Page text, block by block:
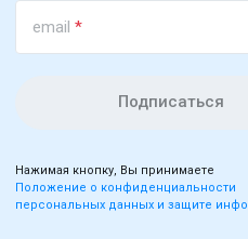
email *
Подписаться
Нажимая кнопку, Вы принимаете
Положение о конфиденциальности
персональных данных и защите